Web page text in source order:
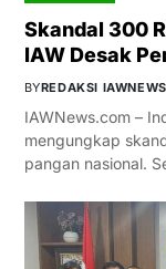
Skandal 300
IAW Desak
BYREDAKSI IAWNEWS
IAWNews.com –
mengungkap
pangan nasional.